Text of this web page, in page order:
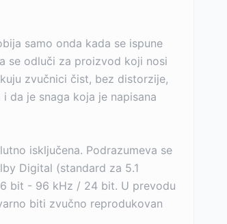
samo onda kada se ispune
se odluči za proizvod koji nosi
zvučnici čist, bez distorzije,
da je snaga koja je napisana
isključena. Podrazumeva se
Digital (standard za 5.1
bit - 96 kHz / 24 bit. U prevodu
biti zvučno reprodukovan